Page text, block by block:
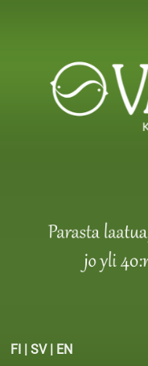
FI | SV| EN